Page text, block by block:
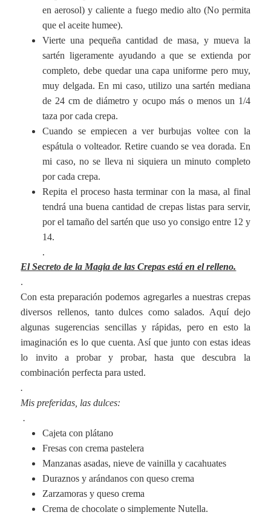
en aerosol) y caliente a fuego medio alto (No permita
que el aceite humee).
Vierte una pequeña cantidad de masa, y mueva la
sartén ligeramente ayudando a que se extienda por
completo, debe quedar una capa uniforme pero muy,
muy delgada. En mi caso, utilizo una sartén mediana
de 24 cm de diámetro y ocupo más o menos un 1/4
taza por cada crepa.
Cuando se empiecen a ver burbujas voltee con la
espátula o volteador. Retire cuando se vea dorada. En
mi caso, no se lleva ni siquiera un minuto completo
por cada crepa.
Repita el proceso hasta terminar con la masa, al final
tendrá una buena cantidad de crepas listas para servir,
por el tamaño del sartén que uso yo consigo entre 12 y
14.
.
El Secreto de la Magia de las Crepas está en el relleno.
.
Con esta preparación podemos agregarles a nuestras crepas
diversos rellenos, tanto dulces como salados. Aquí dejo
algunas sugerencias sencillas y rápidas, pero en esto la
imaginación es lo que cuenta. Así que junto con estas ideas
lo invito a probar y probar, hasta que descubra la
combinación perfecta para usted.
.
Mis preferidas, las dulces:
.
Cajeta con plátano
Fresas con crema pastelera
Manzanas asadas, nieve de vainilla y cacahuates
Duraznos y arándanos con queso crema
Zarzamoras y queso crema
Crema de chocolate o simplemente Nutella.